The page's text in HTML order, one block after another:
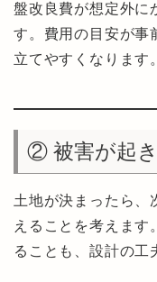
盤改良費が想定外に
す。費用の目安が事
立てやすくなります。
② 被害が起
土地が決まったら、
えることを考えます
ることも、設計の工